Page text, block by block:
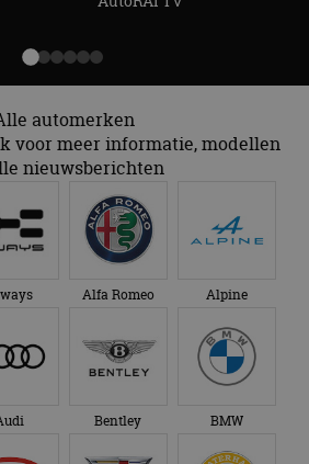
automerken
voor meer informatie, modellen
nieuwsberichten
Alfa Romeo Alpine
Bentley BMW